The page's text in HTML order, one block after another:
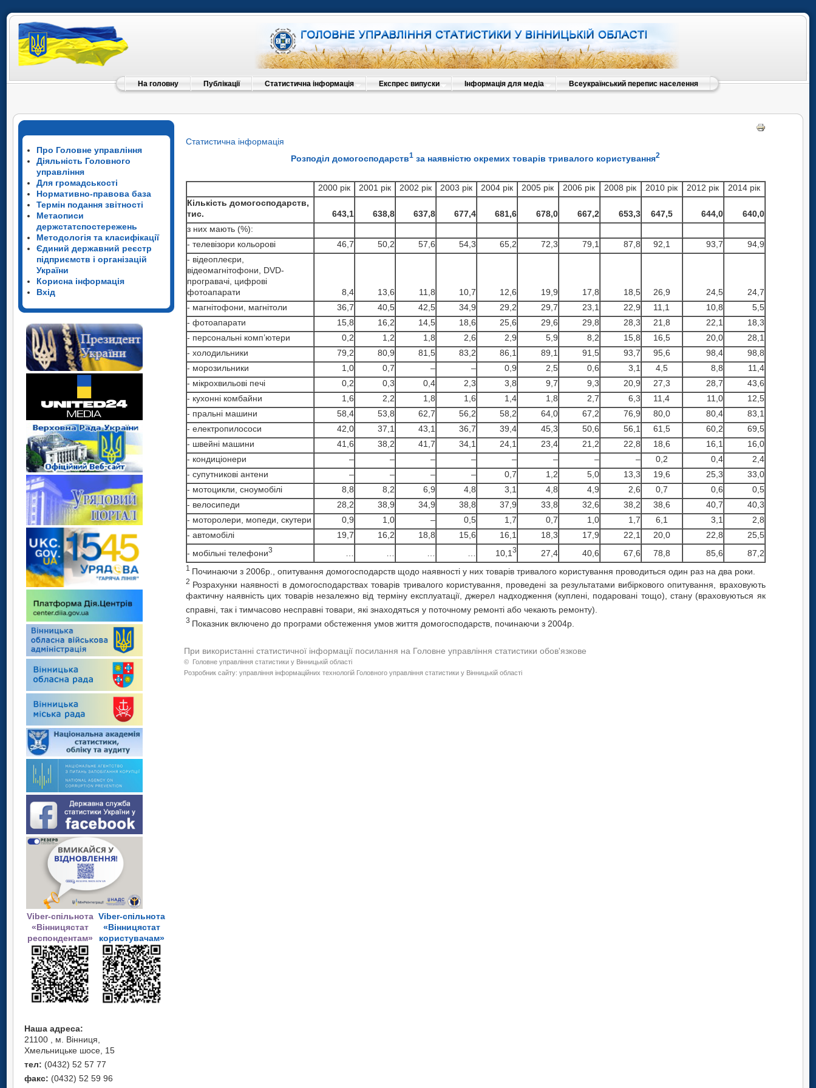
На головну Публікації Статистична інформація Експрес випуски Інформація для медіа Всеукраїнський перепис населення
Про Головне управління
Діяльність Головного
управління
Для громадськості
Нормативно-правова база
Термін подання звітності
Метаописи
держстатспостережень
Методологія та класифікації
Єдиний державний реєстр
підприємств і організацій
України
Корисна інформація
Вхід
Viber-спільнота
«Вінницястат
респондентам»
Viber-спільнота
«Вінницястат
користувачам»
Наша адреса:
21100 , м. Вінниця,
Хмельницьке шосе, 15
тел: (0432) 52 57 77
факс: (0432) 52 59 96
Статистична інформація
Розподіл домогосподарств1 за наявністю окремих товарів тривалого користування2
2000 рік 2001 рік 2002 рік 2003 рік 2004 рік 2005 рік 2006 рік 2008 рік 2010 рік 2012 рік
2014 рік
Кількість домогосподарств,
тис.
643,1 638,8 637,8 677,4 681,6 678,0 667,2 653,3 647,5 644,0
640,0
з них мають (%):
- телевізори кольорові
46,7 50,2 57,6 54,3 65,2 72,3 79,1 87,8 92,1 93,7
94,9
- відеоплеєри,
відеомагнітофони, DVD-
програвачі, цифрові
фотоапарати
8,4 13,6 11,8 10,7 12,6 19,9 17,8 18,5 26,9 24,5
24,7
- магнітофони, магнітоли
36,7 40,5 42,5 34,9 29,2 29,7 23,1 22,9 11,1 10,8
5,5
- фотоапарати
15,8 16,2 14,5 18,6 25,6 29,6 29,8 28,3 21,8 22,1
18,3
- персональні комп’ютери
0,2 1,2 1,8 2,6 2,9 5,9 8,2 15,8 16,5 20,0
28,1
- холодильники
79,2 80,9 81,5 83,2 86,1 89,1 91,5 93,7 95,6 98,4
98,8
- морозильники
1,0 0,7 – – 0,9 2,5 0,6 3,1 4,5 8,8
11,4
- мікрохвильові печі
0,2 0,3 0,4 2,3 3,8 9,7 9,3 20,9 27,3 28,7
43,6
- кухонні комбайни
1,6 2,2 1,8 1,6 1,4 1,8 2,7 6,3 11,4 11,0
12,5
- пральні машини
58,4 53,8 62,7 56,2 58,2 64,0 67,2 76,9 80,0 80,4
83,1
- електропилососи
42,0 37,1 43,1 36,7 39,4 45,3 50,6 56,1 61,5 60,2
69,5
- швейні машини
41,6 38,2 41,7 34,1 24,1 23,4 21,2 22,8 18,6 16,1
16,0
- кондиціонери
– – – – – – – – 0,2 0,4
2,4
- супутникові антени
– – – – 0,7 1,2 5,0 13,3 19,6 25,3
33,0
- мотоцикли, сноумобілі
8,8 8,2 6,9 4,8 3,1 4,8 4,9 2,6 0,7 0,6
0,5
- велосипеди
28,2 38,9 34,9 38,8 37,9 33,8 32,6 38,2 38,6 40,7
40,3
- моторолери, мопеди, скутери
0,9 1,0 – 0,5 1,7 0,7 1,0 1,7 6,1 3,1
2,8
- автомобілі
19,7 16,2 18,8 15,6 16,1 18,3 17,9 22,1 20,0 22,8
25,5
- мобільні телефони3 10,1 3 27,4 40,6 67,6 78,8 85,6 87,2
1 Починаючи з 2006р., опитування домогосподарств щодо наявності у них товарів тривалого користування проводиться один раз на два роки.
2 Розрахунки наявності в домогосподарствах товарів тривалого користування, проведені за результатами вибіркового опитування, враховують
фактичну наявність цих товарів незалежно від терміну експлуатації, джерел надходження (куплені, подаровані тощо), стану (враховуються як
справні, так і тимчасово несправні товари, які знаходяться у поточному ремонті або чекають ремонту).
3 Показник включено до програми обстеження умов життя домогосподарств, починаючи з 2004р.
При використанні статистичної інформації посилання на Головне управління статистики обов'язкове
© Головне управління статистики у Вінницькій області
Розробник сайту: управління інформаційних технологій Головного управління статистики у Вінницькій області